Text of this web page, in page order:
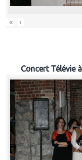
« ‹
Concert Télévie